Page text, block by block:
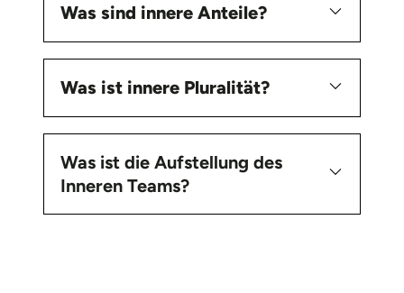
Was sind innere Anteile?
Was ist innere Pluralität?
Was ist die Aufstellung des
Inneren Teams?